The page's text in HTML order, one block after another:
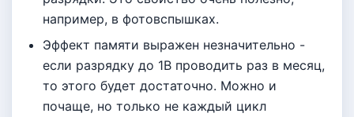
например, в фотовспышках.
Эффект памяти выражен незначительно -
если разрядку до 1В проводить раз в месяц,
то этого будет достаточно. Можно и
почаще, но только не каждый цикл